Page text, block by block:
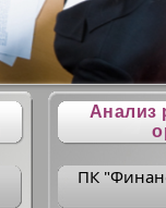
Анализ
ПК